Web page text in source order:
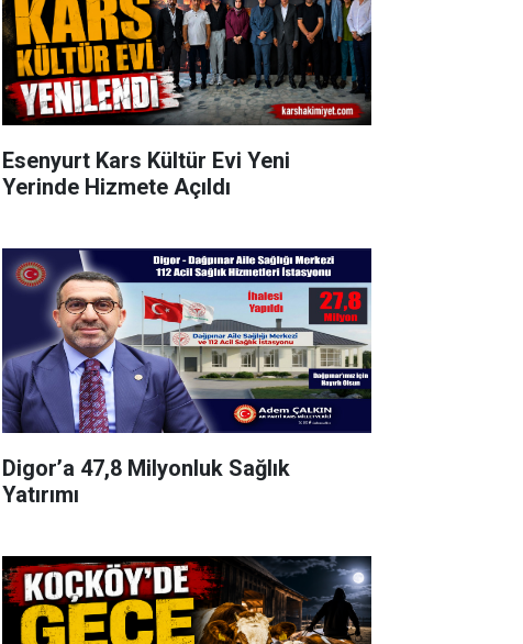
Esenyurt Kars Kültür Evi Yeni
Yerinde Hizmete Açıldı
Digor’a 47,8 Milyonluk Sağlık
Yatırımı